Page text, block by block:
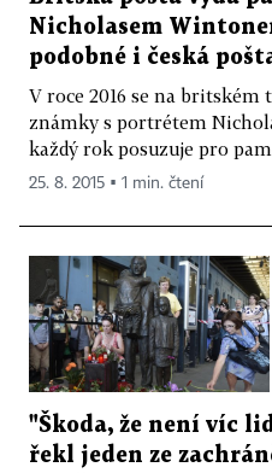
Nicholasem
podobné i česká
V roce 2016 se na
známky s portrétem
každý rok posuzuje pro
25. 8. 2015 ▪ 1 min. čtení
"Škoda, že není víc
řekl jeden ze